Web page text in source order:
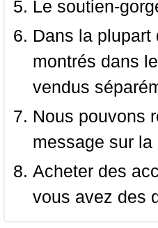
Le soutien-
Dans la
montrés dans
vendus
Nous pouvons
message sur
Acheter des
vous avez des